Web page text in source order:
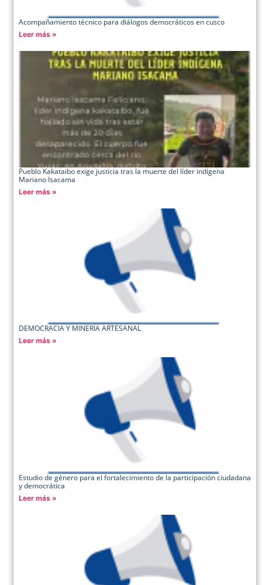
Acompañamiento técnico para diálogos democráticos en cusco
Leer más »
Pueblo Kakataibo exige justicia tras la muerte del líder indígena
Mariano Isacama
Leer más »
DEMOCRACIA Y MINERÍA ARTESANAL
Leer más »
Estudio de género para el fortalecimiento de la participación ciudadana
y democrática
Leer más »